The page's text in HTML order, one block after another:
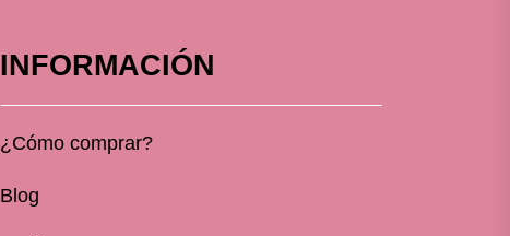
INFORMACIÓN
¿Cómo comprar?
Blog